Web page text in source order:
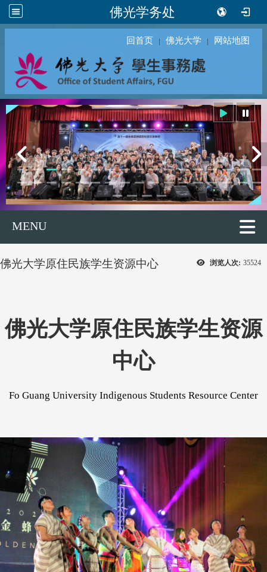
佛光学务处
回首页 ｜ 佛光大学 ｜ 网站地图
MENU
浏览人次: 35524
佛光大学原住民族学生资源中心
佛光大学原住民族学生资源
中心
Fo Guang University Indigenous Students Resource Center